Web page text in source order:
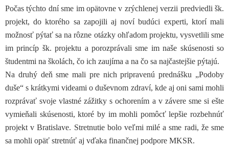
Počas týchto dní sme im opätovne v zrýchlenej verzii predviedli šk.
projekt, do ktorého sa zapojili aj noví budúci experti, ktorí mali
možnosť pýtať sa na rôzne otázky ohľadom projektu, vysvetlili sme
im princíp šk. projektu a porozprávali sme im naše skúsenosti so
študentmi na školách, čo ich zaujíma a na čo sa najčastejšie pýtajú.
Na druhý deň sme mali pre nich pripravenú prednášku „Podoby
duše“ s krátkymi videami o duševnom zdraví, kde aj oni sami mohli
rozprávať svoje vlastné zážitky s ochorením a v závere sme si ešte
vymieňali skúsenosti, ktoré by im mohli pomôcť lepšie rozbehnúť
projekt v Bratislave. Stretnutie bolo veľmi milé a sme radi, že sme
sa mohli opäť stretnúť aj vďaka finančnej podpore MKSR.